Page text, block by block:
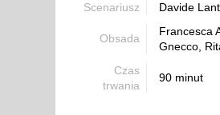
Scenariusz
Davide
Obsada
Francesca
Gnecco,
Czas
trwania
90 minut